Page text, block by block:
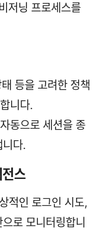
저닝 프로세스를
등을 고려한 정책
니다.
동으로 세션을 종
다.
스
적인 로그인 시도,
로 모니터링합니